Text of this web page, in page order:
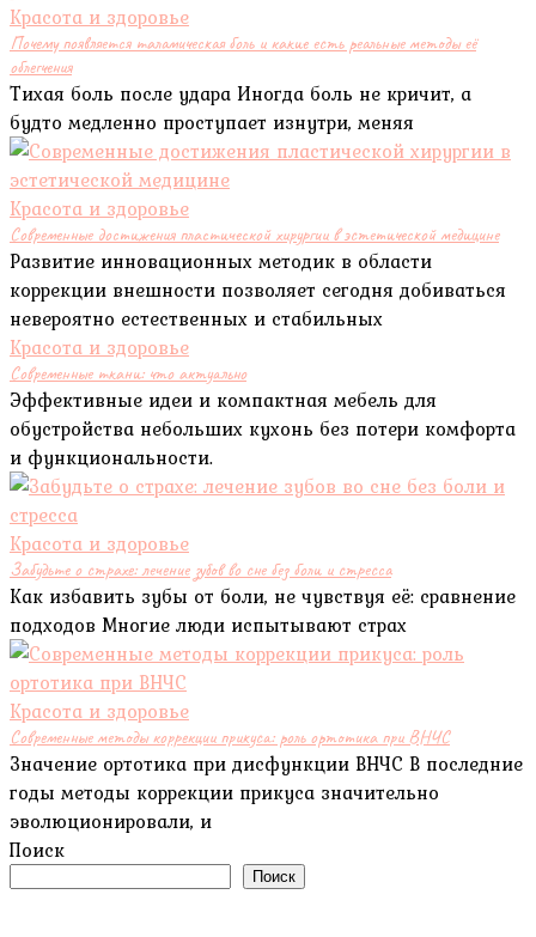
Красота и здоровье
Почему появляется таламическая боль и какие есть реальные методы её
облегчения
Тихая боль после удара Иногда боль не кричит, а
будто медленно проступает изнутри, меняя
Красота и здоровье
Современные достижения пластической хирургии в эстетической медицине
Развитие инновационных методик в области
коррекции внешности позволяет сегодня добиваться
невероятно естественных и стабильных
Красота и здоровье
Современные ткани: что актуально
Эффективные идеи и компактная мебель для
обустройства небольших кухонь без потери комфорта
и функциональности.
Красота и здоровье
Забудьте о страхе: лечение зубов во сне без боли и стресса
Как избавить зубы от боли, не чувствуя её: сравнение
подходов Многие люди испытывают страх
Красота и здоровье
Современные методы коррекции прикуса: роль ортотика при ВНЧС
Значение ортотика при дисфункции ВНЧС В последние
годы методы коррекции прикуса значительно
эволюционировали, и
Поиск
Поиск